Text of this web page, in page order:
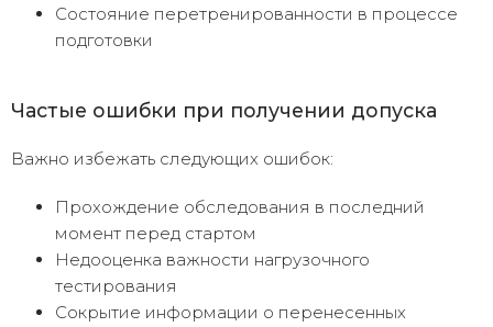
Состояние перетренированности в процессе
подготовки
Частые ошибки при получении допуска
Важно избежать следующих ошибок:
Прохождение обследования в последний
момент перед стартом
Недооценка важности нагрузочного
тестирования
Сокрытие информации о перенесенных